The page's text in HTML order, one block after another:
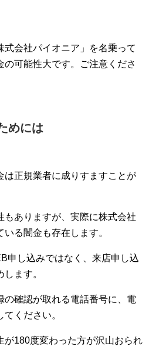
式会社パイオニア」を名乗って
可能性大です。ご注意くださ
めには
は正規業者に成りすますことが
もありますが、実際に株式会社
る闇金も存在します。
申し込みではなく、来店申し込
ます。
の確認が取れる電話番号に、電
ください。
が180度変わった方が沢山おられ